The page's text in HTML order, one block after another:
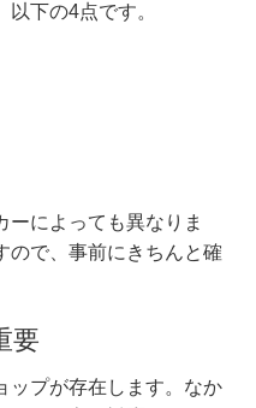
下の4点です。
ーによっても異なりま
ので、事前にきちんと確
要
ップが存在します。なか